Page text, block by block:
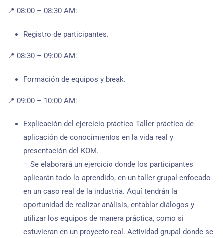
📍 08:00 – 08:30 AM:
Registro de participantes.
📍 08:30 – 09:00 AM:
Formación de equipos y break.
📍 09:00 – 10:00 AM:
Explicación del ejercicio práctico Taller práctico de
aplicación de conocimientos en la vida real y
presentación del KOM.
– Se elaborará un ejercicio donde los participantes
aplicarán todo lo aprendido, en un taller grupal enfocado
en un caso real de la industria. Aquí tendrán la
oportunidad de realizar análisis, entablar diálogos y
utilizar los equipos de manera práctica, como si
estuvieran en un proyecto real. Actividad grupal donde se